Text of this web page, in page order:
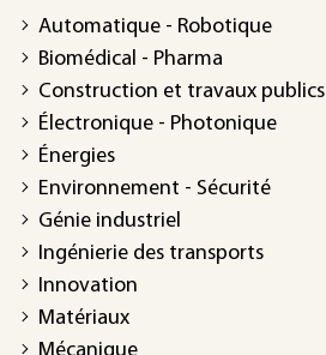
Automatique - Robotique
Biomédical - Pharma
Construction et travaux publics
Électronique - Photonique
Énergies
Environnement - Sécurité
Génie industriel
Ingénierie des transports
Innovation
Matériaux
Mécanique